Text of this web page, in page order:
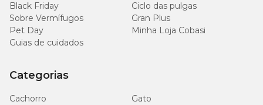
Black Friday
Ciclo das pulgas
Sobre Vermífugos
Gran Plus
Pet Day
Minha Loja Cobasi
Guias de cuidados
Categorias
Cachorro
Gato